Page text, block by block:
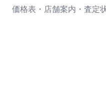
価格表・店舗案内・査定